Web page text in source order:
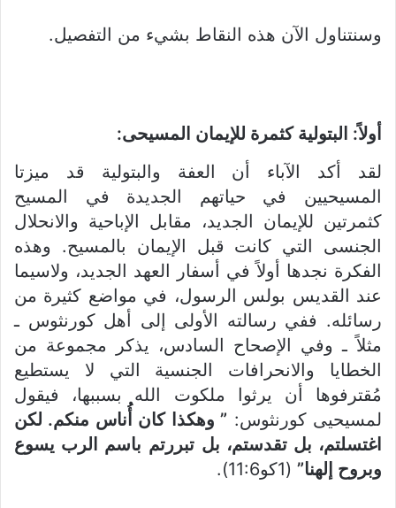
وسنتناول الآن هذه النقاط بشيء من التفصيل.
أولاً: البتولية كثمرة للإيمان المسيحى:
لقد أكد الآباء أن العفة والبتولية قد ميزتا
المسيحيين في حياتهم الجديدة في المسيح
كثمرتين للإيمان الجديد، مقابل الإباحية والانحلال
الجنسى التي كانت قبل الإيمان بالمسيح. وهذه
الفكرة نجدها أولاً في أسفار العهد الجديد، ولاسيما
عند القديس بولس الرسول، في مواضع كثيرة من
رسائله. ففي رسالته الأولى إلى أهل كورنثوس ـ
مثلاً ـ وفي الإصحاح السادس، يذكر مجموعة من
الخطايا والانحرافات الجنسية التي لا يستطيع
مُقترفوها أن يرثوا ملكوت الله بسببها، فيقول
لمسيحيى كورنثوس: ” وهكذا كان أُناس منكم. لكن
اغتسلتم، بل تقدستم، بل تبررتم باسم الرب يسوع
وبروح إلهنا” (1كو11:6).